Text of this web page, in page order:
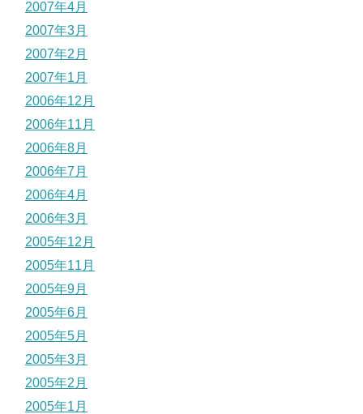
2007年4月
2007年3月
2007年2月
2007年1月
2006年12月
2006年11月
2006年8月
2006年7月
2006年4月
2006年3月
2005年12月
2005年11月
2005年9月
2005年6月
2005年5月
2005年3月
2005年2月
2005年1月